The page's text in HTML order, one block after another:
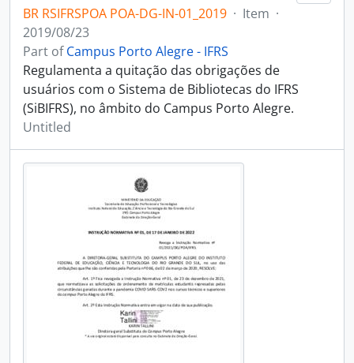
BR RSIFRSPOA POA-DG-IN-01_2019 · Item ·
2019/08/23
Part ofCampus Porto Alegre - IFRS
Regulamenta a quitação das obrigações de
usuários com o Sistema de Bibliotecas do IFRS
(SiBIFRS), no âmbito do Campus Porto Alegre.
Untitled